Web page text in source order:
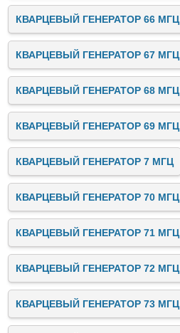
КВАРЦЕВЫЙ ГЕНЕРАТОР 66 МГЦ
КВАРЦЕВЫЙ ГЕНЕРАТОР 67 МГЦ
КВАРЦЕВЫЙ ГЕНЕРАТОР 68 МГЦ
КВАРЦЕВЫЙ ГЕНЕРАТОР 69 МГЦ
КВАРЦЕВЫЙ ГЕНЕРАТОР 7 МГЦ
КВАРЦЕВЫЙ ГЕНЕРАТОР 70 МГЦ
КВАРЦЕВЫЙ ГЕНЕРАТОР 71 МГЦ
КВАРЦЕВЫЙ ГЕНЕРАТОР 72 МГЦ
КВАРЦЕВЫЙ ГЕНЕРАТОР 73 МГЦ